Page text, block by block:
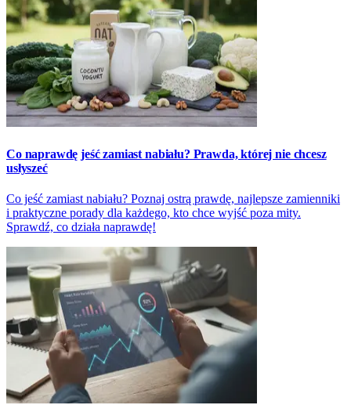
Co naprawdę jeść zamiast nabiału? Prawda, której nie chcesz
usłyszeć
Co jeść zamiast nabiału? Poznaj ostrą prawdę, najlepsze zamienniki
i praktyczne porady dla każdego, kto chce wyjść poza mity.
Sprawdź, co działa naprawdę!